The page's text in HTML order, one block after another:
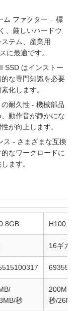
ム ファクター – 標
、厳しいハードウ
テム、産業用
に最適です。
SSD はインストー
な専門知識を必要
化します。
耐久性 - 機械部品
動作音が静かにな
が向上します。
ス - さまざまな互換
なワークロードに
ます。
8GB H100
16ギガバ
秒
200MB/
秒/26MB/